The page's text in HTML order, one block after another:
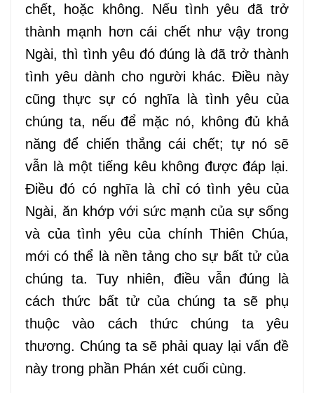
chết, hoặc không. Nếu tình yêu đã trở
thành mạnh hơn cái chết như vậy trong
Ngài, thì tình yêu đó đúng là đã trở thành
tình yêu dành cho người khác. Điều này
cũng thực sự có nghĩa là tình yêu của
chúng ta, nếu để mặc nó, không đủ khả
năng để chiến thắng cái chết; tự nó sẽ
vẫn là một tiếng kêu không được đáp lại.
Điều đó có nghĩa là chỉ có tình yêu của
Ngài, ăn khớp với sức mạnh của sự sống
và của tình yêu của chính Thiên Chúa,
mới có thể là nền tảng cho sự bất tử của
chúng ta. Tuy nhiên, điều vẫn đúng là
cách thức bất tử của chúng ta sẽ phụ
thuộc vào cách thức chúng ta yêu
thương. Chúng ta sẽ phải quay lại vấn đề
này trong phần Phán xét cuối cùng.